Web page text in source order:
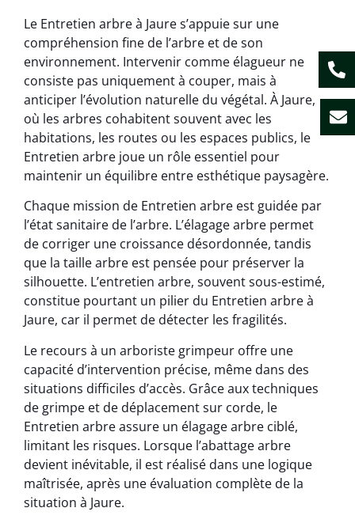
Le Entretien arbre à Jaure s’appuie sur une
compréhension fine de l’arbre et de son
environnement. Intervenir comme élagueur ne
consiste pas uniquement à couper, mais à
anticiper l’évolution naturelle du végétal. À Jaure,
où les arbres cohabitent souvent avec les
habitations, les routes ou les espaces publics, le
Entretien arbre joue un rôle essentiel pour
maintenir un équilibre entre esthétique paysagère.
Chaque mission de Entretien arbre est guidée par
l’état sanitaire de l’arbre. L’élagage arbre permet
de corriger une croissance désordonnée, tandis
que la taille arbre est pensée pour préserver la
silhouette. L’entretien arbre, souvent sous-estimé,
constitue pourtant un pilier du Entretien arbre à
Jaure, car il permet de détecter les fragilités.
Le recours à un arboriste grimpeur offre une
capacité d’intervention précise, même dans des
situations difficiles d’accès. Grâce aux techniques
de grimpe et de déplacement sur corde, le
Entretien arbre assure un élagage arbre ciblé,
limitant les risques. Lorsque l’abattage arbre
devient inévitable, il est réalisé dans une logique
maîtrisée, après une évaluation complète de la
situation à Jaure.